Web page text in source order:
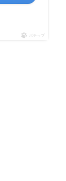
ポチップ